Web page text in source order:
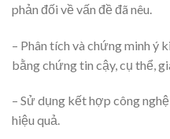
phản đối về vấn đề đã nêu.
– Phân tích và chứng minh ý
bằng chứng tin cậy, cụ thể,
– Sử dụng kết hợp công
hiệu quả.